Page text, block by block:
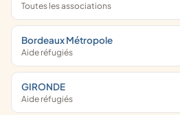
Toutes les associations
Bordeaux Métropole
Aide réfugiés
GIRONDE
Aide réfugiés